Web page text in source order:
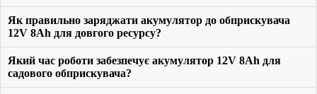
Як правильно заряджати акумулятор до обприскувача
12V 8Ah для довгого ресурсу?
Який час роботи забезпечує акумулятор 12V 8Ah для
садового обприскувача?